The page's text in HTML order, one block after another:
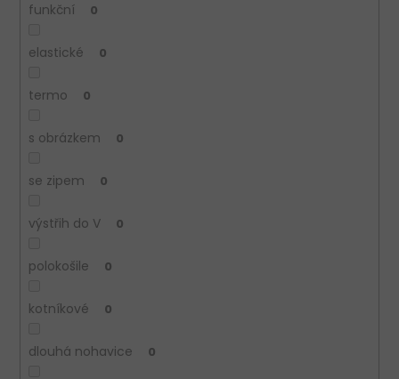
funkční 0
elastické 0
termo 0
s obrázkem 0
se zipem 0
výstřih do V 0
polokošile 0
kotníkové 0
dlouhá nohavice 0